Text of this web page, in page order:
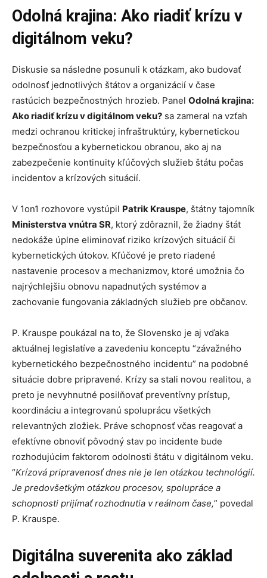
Odolná krajina: Ako riadiť krízu v
digitálnom veku?
Diskusie sa následne posunuli k otázkam, ako budovať
odolnosť jednotlivých štátov a organizácií v čase
rastúcich bezpečnostných hrozieb. Panel Odolná krajina:
Ako riadiť krízu v digitálnom veku? sa zameral na vzťah
medzi ochranou kritickej infraštruktúry, kybernetickou
bezpečnosťou a kybernetickou obranou, ako aj na
zabezpečenie kontinuity kľúčových služieb štátu počas
incidentov a krízových situácií.
V 1on1 rozhovore vystúpil Patrik Krauspe, štátny tajomník
Ministerstva vnútra SR, ktorý zdôraznil, že žiadny štát
nedokáže úplne eliminovať riziko krízových situácií či
kybernetických útokov. Kľúčové je preto riadené
nastavenie procesov a mechanizmov, ktoré umožnia čo
najrýchlejšiu obnovu napadnutých systémov a
zachovanie fungovania základných služieb pre občanov.
P. Krauspe poukázal na to, že Slovensko je aj vďaka
aktuálnej legislatíve a zavedeniu konceptu “závažného
kybernetického bezpečnostného incidentu” na podobné
situácie dobre pripravené. Krízy sa stali novou realitou, a
preto je nevyhnutné posilňovať preventívny prístup,
koordináciu a integrovanú spoluprácu všetkých
relevantných zložiek. Práve schopnosť včas reagovať a
efektívne obnoviť pôvodný stav po incidente bude
rozhodujúcim faktorom odolnosti štátu v digitálnom veku.
“Krízová pripravenosť dnes nie je len otázkou technológií.
Je predovšetkým otázkou procesov, spolupráce a
schopnosti prijímať rozhodnutia v reálnom čase,” povedal
P. Krauspe.
Digitálna suverenita ako základ